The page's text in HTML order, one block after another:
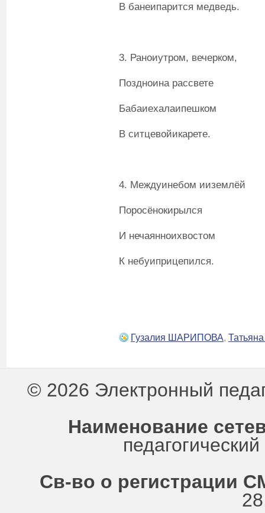
В банеипарится медведь.
3. Раноиутром, вечерком,
Поздноина рассвете
Бабаиехалаипешком
В ситцевойикарете.
4. Междуинебом ииземлёй
Поросёнокирылся
И нечаянноихвостом
К небуиприцепился.
Гузалия ШАРИПОВА,
© 2026 Электронный
Наименование
Св-во о регистрации